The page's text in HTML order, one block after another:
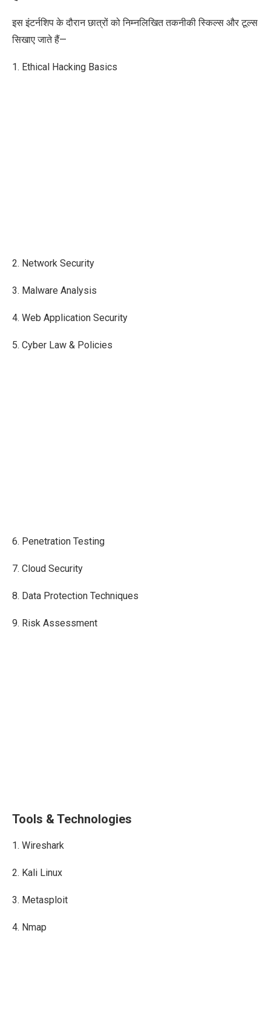
इस इंटर्नशिप के दौरान छात्रों को निम्नलिखित तकनीकी स्किल्स और टूल्स
सिखाए जाते हैं—
1. Ethical Hacking Basics
2. Network Security
3. Malware Analysis
4. Web Application Security
5. Cyber Law & Policies
6. Penetration Testing
7. Cloud Security
8. Data Protection Techniques
9. Risk Assessment
Tools & Technologies
1. Wireshark
2. Kali Linux
3. Metasploit
4. Nmap